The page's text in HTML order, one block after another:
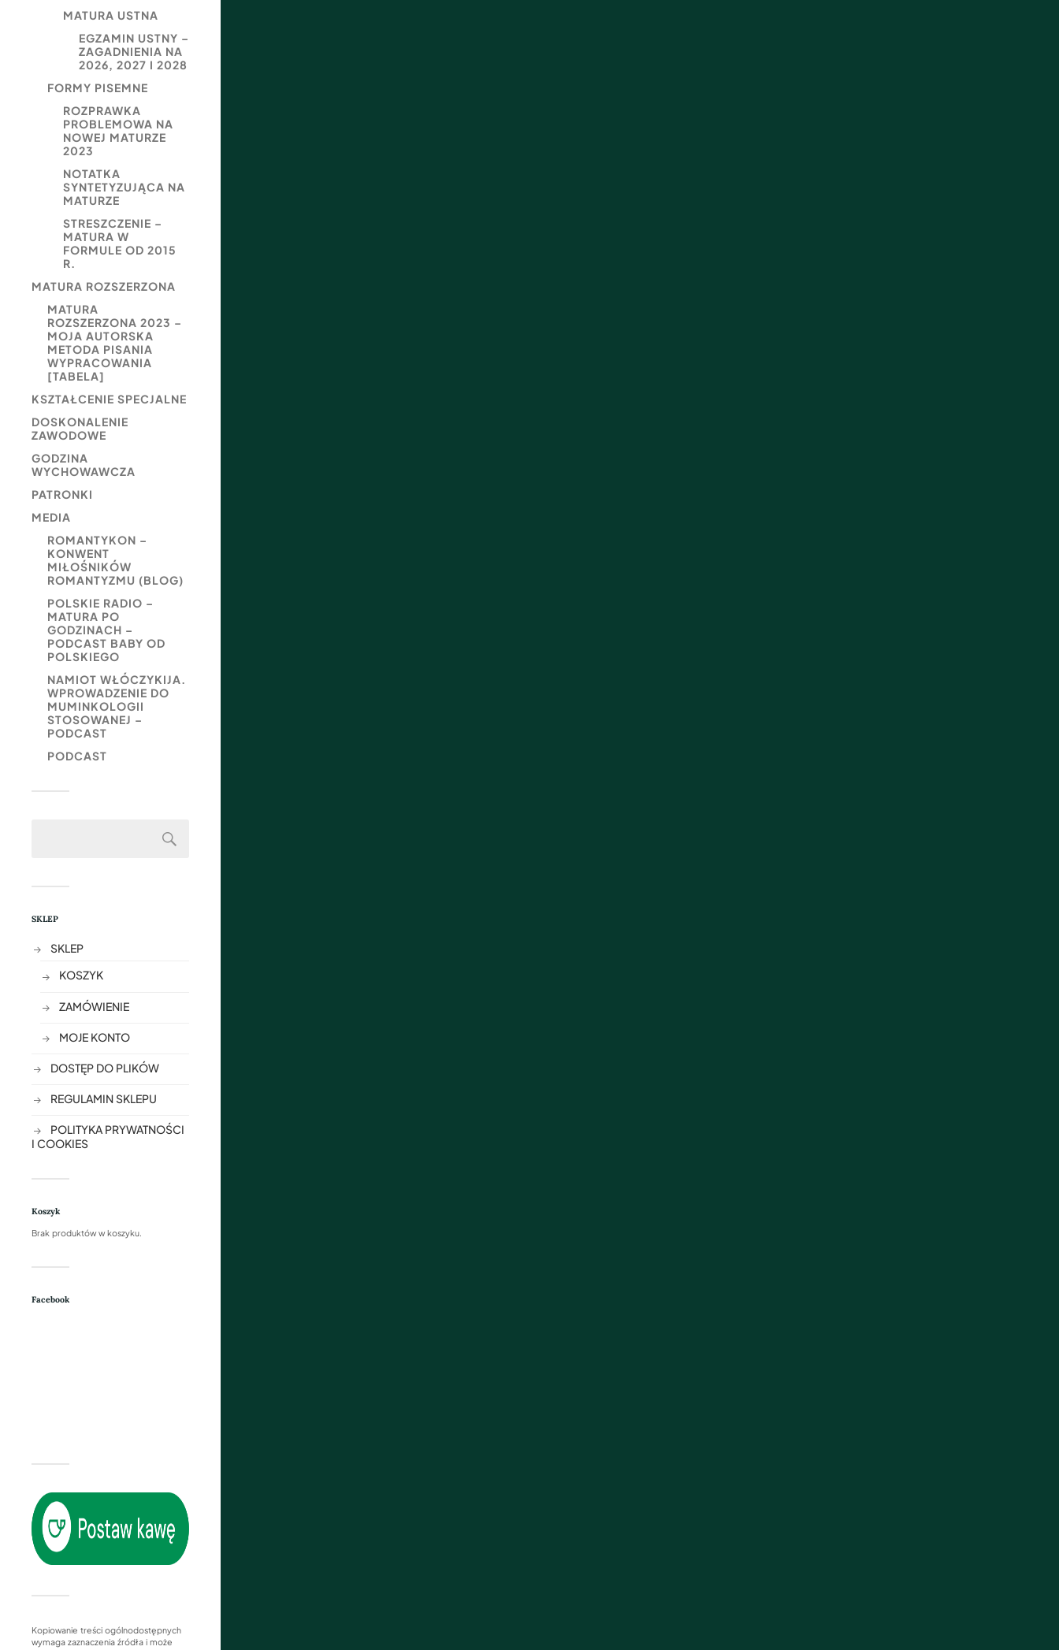
MATURA USTNA
EGZAMIN USTNY –
ZAGADNIENIA NA
2026, 2027 I 2028
FORMY PISEMNE
ROZPRAWKA
PROBLEMOWA NA
NOWEJ MATURZE
2023
NOTATKA
SYNTETYZUJĄCA NA
MATURZE
STRESZCZENIE –
MATURA W
FORMULE OD 2015
R.
MATURA ROZSZERZONA
MATURA
ROZSZERZONA 2023 –
MOJA AUTORSKA
METODA PISANIA
WYPRACOWANIA
[TABELA]
KSZTAŁCENIE SPECJALNE
DOSKONALENIE
ZAWODOWE
GODZINA
WYCHOWAWCZA
PATRONKI
MEDIA
ROMANTYKON –
KONWENT
MIŁOŚNIKÓW
ROMANTYZMU (BLOG)
POLSKIE RADIO –
MATURA PO
GODZINACH –
PODCAST BABY OD
POLSKIEGO
NAMIOT WŁÓCZYKIJA.
WPROWADZENIE DO
MUMINKOLOGII
STOSOWANEJ –
PODCAST
PODCAST
SKLEP
SKLEP
KOSZYK
ZAMÓWIENIE
MOJE KONTO
DOSTĘP DO PLIKÓW
REGULAMIN SKLEPU
POLITYKA PRYWATNOŚCI
I COOKIES
Koszyk
Brak produktów w koszyku.
Facebook
Kopiowanie treści ogólnodostępnych
wymaga zaznaczenia źródła i może